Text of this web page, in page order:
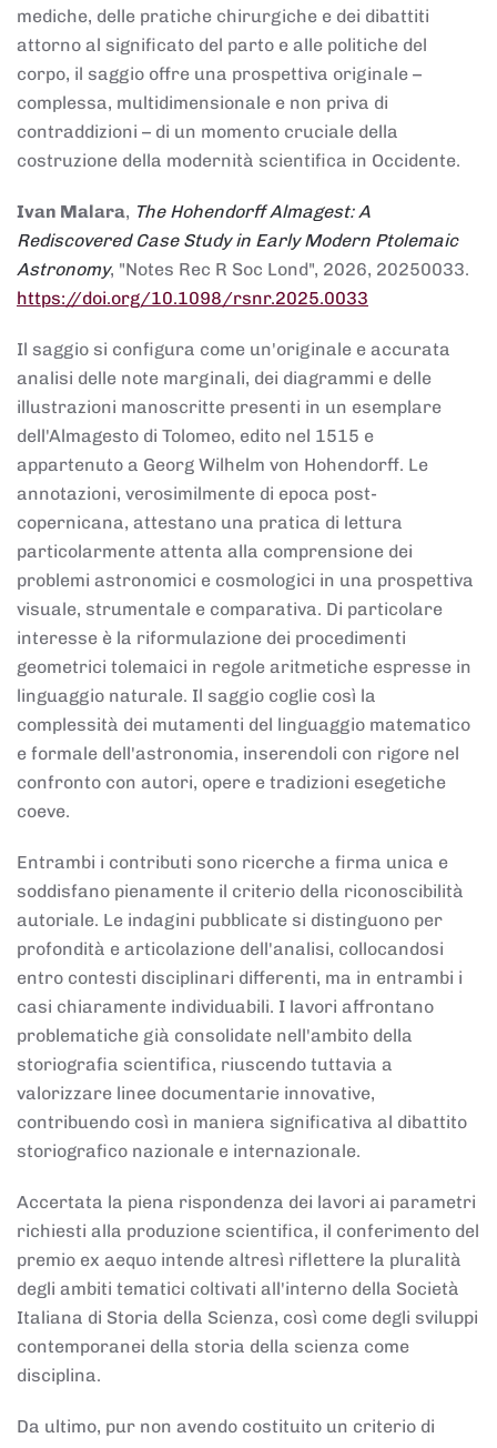
mediche, delle pratiche chirurgiche e dei dibattiti
attorno al significato del parto e alle politiche del
corpo, il saggio offre una prospettiva originale –
complessa, multidimensionale e non priva di
contraddizioni – di un momento cruciale della
costruzione della modernità scientifica in Occidente.
Ivan Malara, The Hohendorff Almagest: A
Rediscovered Case Study in Early Modern Ptolemaic
Astronomy, "Notes Rec R Soc Lond", 2026, 20250033.
https://doi.org/10.1098/rsnr.2025.0033
Il saggio si configura come un'originale e accurata
analisi delle note marginali, dei diagrammi e delle
illustrazioni manoscritte presenti in un esemplare
dell'Almagesto di Tolomeo, edito nel 1515 e
appartenuto a Georg Wilhelm von Hohendorff. Le
annotazioni, verosimilmente di epoca post-
copernicana, attestano una pratica di lettura
particolarmente attenta alla comprensione dei
problemi astronomici e cosmologici in una prospettiva
visuale, strumentale e comparativa. Di particolare
interesse è la riformulazione dei procedimenti
geometrici tolemaici in regole aritmetiche espresse in
linguaggio naturale. Il saggio coglie così la
complessità dei mutamenti del linguaggio matematico
e formale dell'astronomia, inserendoli con rigore nel
confronto con autori, opere e tradizioni esegetiche
coeve.
Entrambi i contributi sono ricerche a firma unica e
soddisfano pienamente il criterio della riconoscibilità
autoriale. Le indagini pubblicate si distinguono per
profondità e articolazione dell'analisi, collocandosi
entro contesti disciplinari differenti, ma in entrambi i
casi chiaramente individuabili. I lavori affrontano
problematiche già consolidate nell'ambito della
storiografia scientifica, riuscendo tuttavia a
valorizzare linee documentarie innovative,
contribuendo così in maniera significativa al dibattito
storiografico nazionale e internazionale.
Accertata la piena rispondenza dei lavori ai parametri
richiesti alla produzione scientifica, il conferimento del
premio ex aequo intende altresì riflettere la pluralità
degli ambiti tematici coltivati all'interno della Società
Italiana di Storia della Scienza, così come degli sviluppi
contemporanei della storia della scienza come
disciplina.
Da ultimo, pur non avendo costituito un criterio di